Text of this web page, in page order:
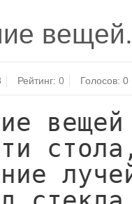
Рейтинг:0 Голосов: 0
вещей